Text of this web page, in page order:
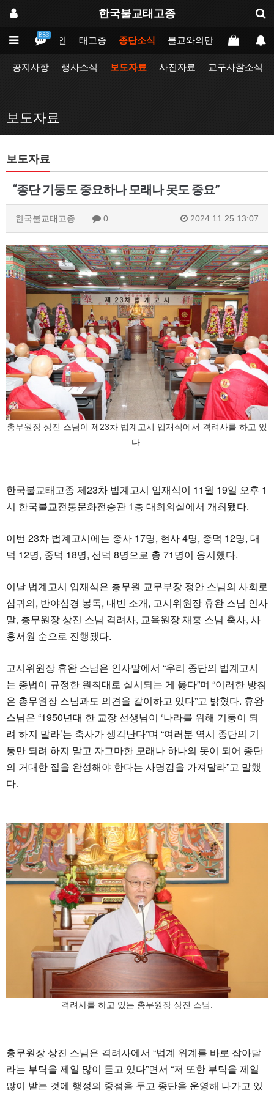
한국불교태고종
BBS
메인 태고종 종단소식 불교와의만남 업무포털
공지사항 행사소식 보도자료 사진자료 교구사찰소식
보도자료
보도자료
“종단 기둥도 중요하나 모래나 못도 중요”
한국불교태고종 0 2024.11.25 13:07
총무원장 상진 스님이 제23차 법계고시 입재식에서 격려사를 하고 있
다.
한국불교태고종 제23차 법계고시 입재식이 11월 19일 오후 1
시 한국불교전통문화전승관 1층 대회의실에서 개최됐다.
이번 23차 법계고시에는 종사 17명, 현사 4명, 종덕 12명, 대
덕 12명, 중덕 18명, 선덕 8명으로 총 71명이 응시했다.
이날 법계고시 입재식은 총무원 교무부장 정안 스님의 사회로
삼귀의, 반야심경 봉독, 내빈 소개, 고시위원장 휴완 스님 인사
말, 총무원장 상진 스님 격려사, 교육원장 재홍 스님 축사, 사
홍서원 순으로 진행됐다.
고시위원장 휴완 스님은 인사말에서 “우리 종단의 법계고시
는 종법이 규정한 원칙대로 실시되는 게 옳다”며 “이러한 방침
은 총무원장 스님과도 의견을 같이하고 있다”고 밝혔다. 휴완
스님은 “1950년대 한 교장 선생님이 ‘나라를 위해 기둥이 되
려 하지 말라’는 축사가 생각난다”며 “여러분 역시 종단의 기
둥만 되려 하지 말고 자그마한 모래나 하나의 못이 되어 종단
의 거대한 집을 완성해야 한다는 사명감을 가져달라”고 말했
다.
격려사를 하고 있는 총무원장 상진 스님.
총무원장 상진 스님은 격려사에서 “법계 위계를 바로 잡아달
라는 부탁을 제일 많이 듣고 있다”면서 “저 또한 부탁을 제일
많이 받는 것에 행정의 중점을 두고 종단을 운영해 나가고 있